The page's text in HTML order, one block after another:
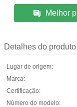
Melhor
Detalhes do produto
Lugar de origem:
Marca:
Certificação:
Número do modelo: